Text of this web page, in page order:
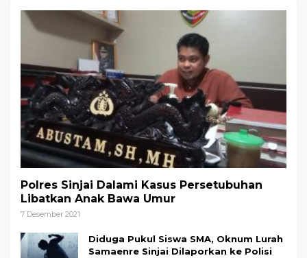
Polres Sinjai Dalami Kasus Persetubuhan
Libatkan Anak Bawa Umur
7 Desember 2021
Diduga Pukul Siswa SMA, Oknum Lurah
Samaenre Sinjai Dilaporkan ke Polisi